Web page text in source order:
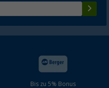
Bis zu 5% Bonus